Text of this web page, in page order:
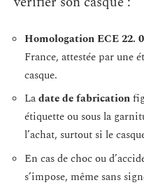
Homologation ECE 22.
France, attestée par une
casque.
Ladate de fabrication
étiquette ou sous la
l’achat, surtout si le
En cas de choc ou
s’impose, même sans